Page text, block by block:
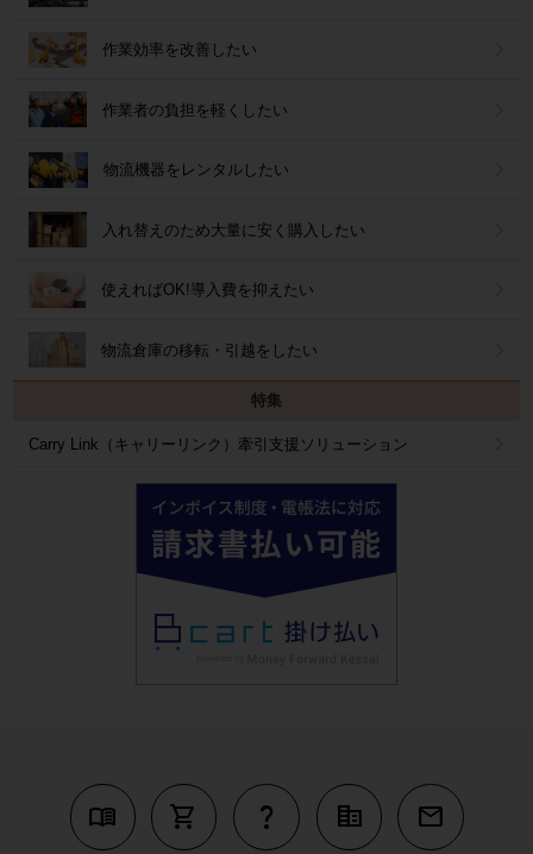
作業効率を改善したい
作業者の負担を軽くしたい
物流機器をレンタルしたい
入れ替えのため大量に安く購入したい
使えればOK!導入費を抑えたい
物流倉庫の移転・引越をしたい
特集
Carry Link（キャリーリンク）牽引支援ソリューション
menu_book shopping_cart question_mark corporate_fare mail